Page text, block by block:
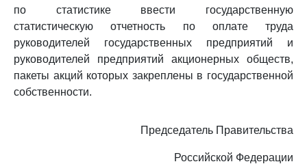
по статистике ввести государственную
статистическую отчетность по оплате труда
руководителей государственных предприятий и
руководителей предприятий акционерных обществ,
пакеты акций которых закреплены в государственной
собственности.
Председатель Правительства
Российской Федерации